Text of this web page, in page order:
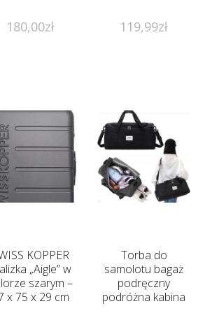
180,00zł 119,99zł
KOPPER
„Aigle” w
szarym –
x 75 x 29 cm
Torba do
samolotu bagaż
podręczny
podróżna kabina